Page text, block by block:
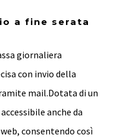
a fine serata
giornaliera
con invio della
mail.Dotata di un
anche da
consentendo così